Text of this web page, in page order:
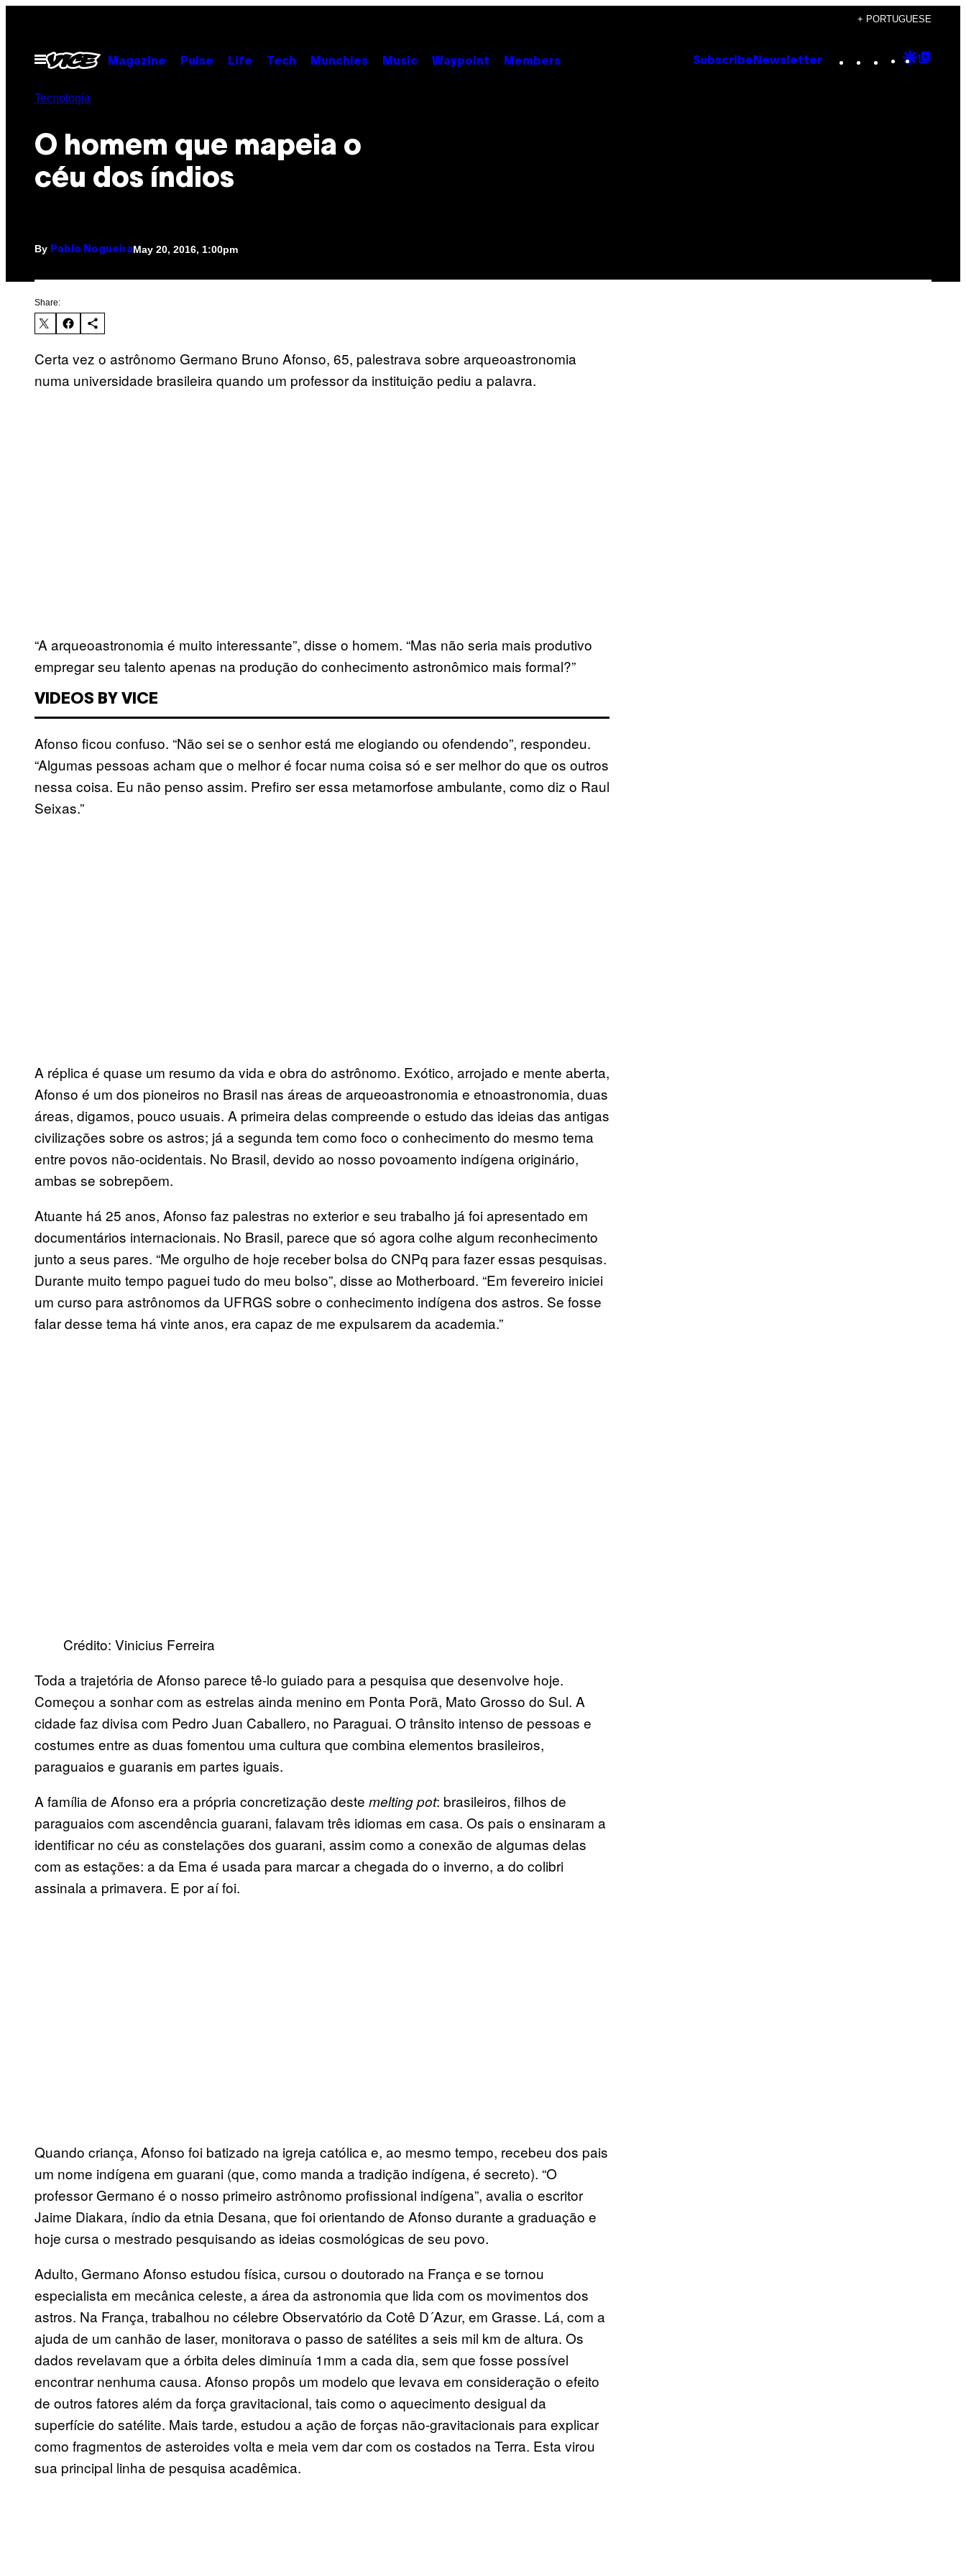
content
+ PORTUGUESE
Open
Menu
Magazine Pulse Life Tech Munchies Music Waypoint Members Subscribe Newsletter Instagram
TikTok
YouTube
Google
Tecnología
​O homem que mapeia o
céu dos índios
By Pablo NogueiraMay 20, 2016, 1:00pm
Share:
Certa vez o astrônomo Germano Bruno Afonso, 65, palestrava sobre arqueoastronomia
numa universidade brasileira quando um professor da instituição pediu a palavra.
“A arqueoastronomia é muito interessante”, disse o homem. “Mas não seria mais produtivo
empregar seu talento apenas na produção do conhecimento astronômico mais formal?”
VIDEOS BY VICE
Afonso ficou confuso. “Não sei se o senhor está me elogiando ou ofendendo”, respondeu.
“Algumas pessoas acham que o melhor é focar numa coisa só e ser melhor do que os outros
nessa coisa. Eu não penso assim. Prefiro ser essa metamorfose ambulante, como diz o Raul
Seixas.”
A réplica é quase um resumo da vida e obra do astrônomo. Exótico, arrojado e mente aberta,
Afonso é um dos pioneiros no Brasil nas áreas de arqueoastronomia e etnoastronomia, duas
áreas, digamos, pouco usuais. A primeira delas compreende o estudo das ideias das antigas
civilizações sobre os astros; já a segunda tem como foco o conhecimento do mesmo tema
entre povos não-ocidentais. No Brasil, devido ao nosso povoamento indígena originário,
ambas se sobrepõem.
Atuante há 25 anos, Afonso faz palestras no exterior e seu trabalho já foi apresentado em
documentários internacionais. No Brasil, parece que só agora colhe algum reconhecimento
junto a seus pares. “Me orgulho de hoje receber bolsa do CNPq para fazer essas pesquisas.
Durante muito tempo paguei tudo do meu bolso”, disse ao Motherboard. “Em fevereiro iniciei
um curso para astrônomos da UFRGS sobre o conhecimento indígena dos astros. Se fosse
falar desse tema há vinte anos, era capaz de me expulsarem da academia.”
Crédito: Vinicius Ferreira
Toda a trajetória de Afonso parece tê-lo guiado para a pesquisa que desenvolve hoje.
Começou a sonhar com as estrelas ainda menino em Ponta Porã, Mato Grosso do Sul. A
cidade faz divisa com Pedro Juan Caballero, no Paraguai. O trânsito intenso de pessoas e
costumes entre as duas fomentou uma cultura que combina elementos brasileiros,
paraguaios e guaranis em partes iguais.
A família de Afonso era a própria concretização deste melting pot: brasileiros, filhos de
paraguaios com ascendência guarani, falavam três idiomas em casa. Os pais o ensinaram a
identificar no céu as constelações dos guarani, assim como a conexão de algumas delas
com as estações: a da Ema é usada para marcar a chegada do o inverno, a do colibri
assinala a primavera. E por aí foi.
Quando criança, Afonso foi batizado na igreja católica e, ao mesmo tempo, recebeu dos pais
um nome indígena em guarani (que, como manda a tradição indígena, é secreto). “O
professor Germano é o nosso primeiro astrônomo profissional indígena”, avalia o escritor
Jaime Diakara, índio da etnia Desana, que foi orientando de Afonso durante a graduação e
hoje cursa o mestrado pesquisando as ideias cosmológicas de seu povo.
Adulto, Germano Afonso estudou física, cursou o doutorado na França e se tornou
especialista em mecânica celeste, a área da astronomia que lida com os movimentos dos
astros. Na França, trabalhou no célebre Observatório da Cotê D´Azur, em Grasse. Lá, com a
ajuda de um canhão de laser, monitorava o passo de satélites a seis mil km de altura. Os
dados revelavam que a órbita deles diminuía 1mm a cada dia, sem que fosse possível
encontrar nenhuma causa. Afonso propôs um modelo que levava em consideração o efeito
de outros fatores além da força gravitacional, tais como o aquecimento desigual da
superfície do satélite. Mais tarde, estudou a ação de forças não-gravitacionais para explicar
como fragmentos de asteroides volta e meia vem dar com os costados na Terra. Esta virou
sua principal linha de pesquisa acadêmica.